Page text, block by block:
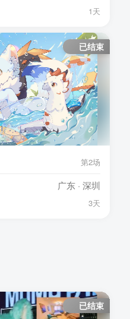
1天
已结束
第2场
广东 · 深圳
3天
已结束